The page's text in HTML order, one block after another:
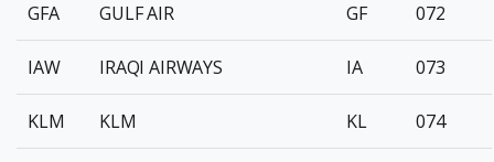
GFA GULF AIR GF 072
IAW IRAQI AIRWAYS IA 073
KLM KLM KL 074